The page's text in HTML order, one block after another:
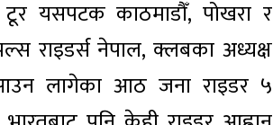
यसपटक काठमाडौँ, पोखरा र
राइडर्स नेपाल, क्लबका अध्यक्ष
लागेका आठ जना राइडर ५